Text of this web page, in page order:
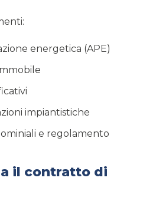
energetica (APE)
impiantistiche
e regolamento
il contratto di